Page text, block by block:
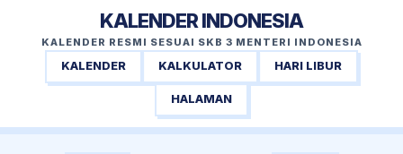
KALENDER INDONESIA
KALENDER RESMI SESUAI SKB 3 MENTERI INDONESIA
KALENDER KALKULATOR HARI LIBUR
HALAMAN